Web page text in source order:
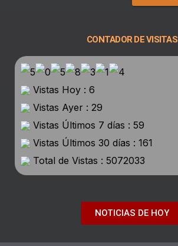
CONTADOR DE VISITAS
Vistas Hoy : 6
Vistas Ayer : 29
Vistas Últimos 7 días : 59
Vistas Últimos 30 días : 161
Total de Vistas : 5072033
NOTICIAS DE HOY